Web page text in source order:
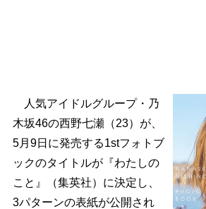
人気アイドルグループ・乃
木坂46の西野七瀬（23）が、
5月9日に発売する1stフォトブ
ックのタイトルが『わたしの
こと』（集英社）に決定し、
3パターンの表紙が公開され